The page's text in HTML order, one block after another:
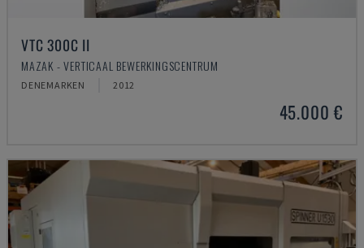
VTC 300C II
MAZAK - VERTICAAL BEWERKINGSCENTRUM
DENEMARKEN 2012
45.000 €